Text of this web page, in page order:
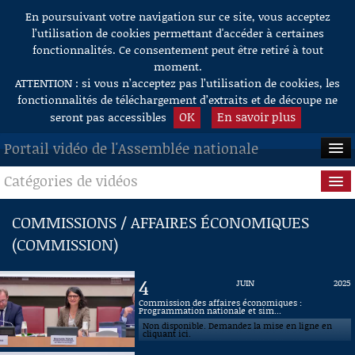
Aller au contenu
En poursuivant votre navigation sur ce site, vous acceptez
l’utilisation de cookies permettant d'accéder à certaines
fonctionnalités. Ce consentement peut être retiré à tout
moment.
ATTENTION : si vous n’acceptez pas l’utilisation de cookies, les
fonctionnalités de téléchargement d’extraits et de découpe ne
seront pas accessibles
OK En savoir plus
Portail vidéo de l'Assemblée nationale
ACCUEIL
EN DIRECT
À LA DEMANDE
RECHERCHE
AIDE À LA DÉCOUPE
DE VIDÉOS
Catégories de vidéos
Séance publique
Questions au Gouvernement
Commissions
Présidence
COMMISSIONS / AFFAIRES ÉCONOMIQUES
(COMMISSION)
4 JUIN
2025
Commission des affaires économiques :
Programmation nationale et sim...
Non disponible. Demandez la mise en ligne en
cliquant ici.